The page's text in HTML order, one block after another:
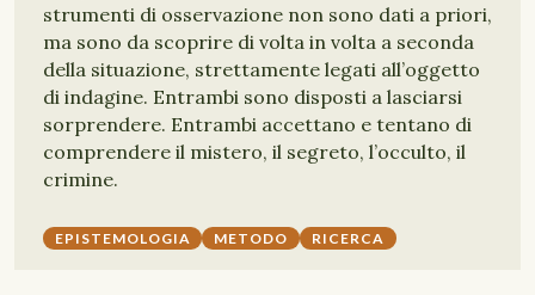
strumenti di osservazione non sono dati a priori,
ma sono da scoprire di volta in volta a seconda
della situazione, strettamente legati all’oggetto
di indagine. Entrambi sono disposti a lasciarsi
sorprendere. Entrambi accettano e tentano di
comprendere il mistero, il segreto, l’occulto, il
crimine.
EPISTEMOLOGIA METODO RICERCA